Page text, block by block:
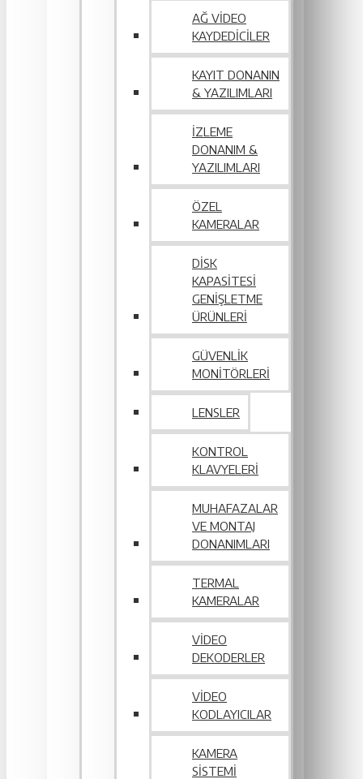
AĞ VIDEO
KAYDEDICILER
KAYIT DONANIN
& YAZILIMLARI
İZLEME
DONANIM &
YAZILIMLARI
ÖZEL
KAMERALAR
DISK
KAPASITESI
GENIŞLETME
ÜRÜNLERI
GÜVENLIK
MONITÖRLERI
LENSLER
KONTROL
KLAVYELERI
MUHAFAZALAR
VE MONTAJ
DONANIMLARI
TERMAL
KAMERALAR
VIDEO
DEKODERLER
VIDEO
KODLAYICILAR
KAMERA
SISTEMI